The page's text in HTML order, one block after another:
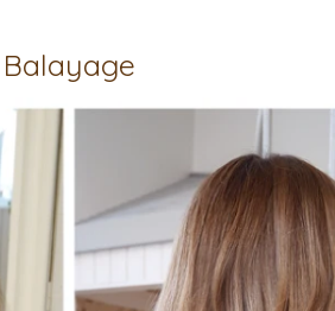
Balayage